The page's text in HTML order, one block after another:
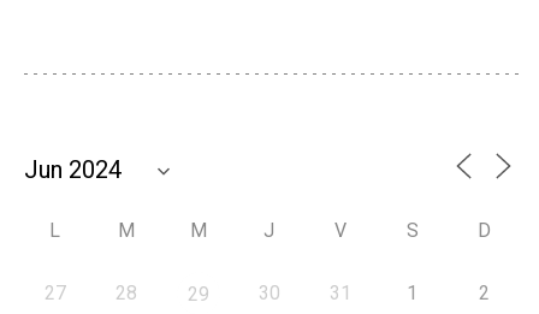
L M M J V S D
27 28 29 30 31 1 2